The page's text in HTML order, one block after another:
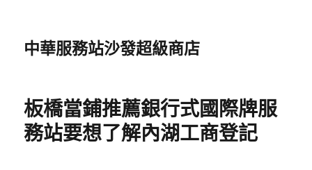
中華服務站沙發超級商店
板橋當鋪推薦銀行式國際牌服
務站要想了解內湖工商登記